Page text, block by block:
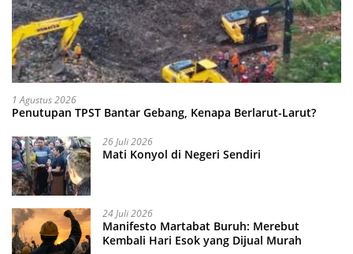
1 Agustus 2026
Penutupan TPST Bantar Gebang, Kenapa Berlarut-Larut?
26 Juli 2026
Mati Konyol di Negeri Sendiri
24 Juli 2026
Manifesto Martabat Buruh: Merebut
Kembali Hari Esok yang Dijual Murah